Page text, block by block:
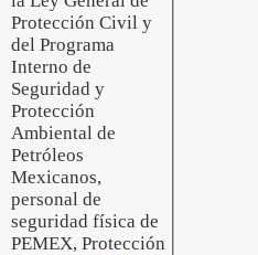
Protección Civil y
del Programa
Interno de
Seguridad y
Protección
Ambiental de
Petróleos
Mexicanos,
personal de
seguridad física de
PEMEX, Protección